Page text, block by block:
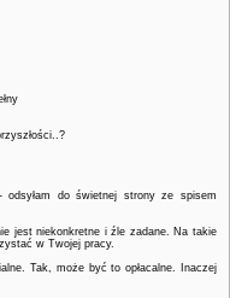
do świetnej strony ze spisem
jest niekonkretne i źle zadane. Na takie
w Twojej pracy.
Tak, może być to opłacalne. Inaczej